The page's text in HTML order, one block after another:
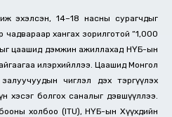
эхэлсэн, 14–18 насны сурагчдыг
хангах зорилготой “1,000
цаашид дэмжин ажиллахад НҮБ-ын
илэрхийллээ. Цаашид Монгол
чиглэл дэх тэргүүлэх
хэсэг болгох саналыг дэвшүүллээ.
холбоо (ITU), НҮБ-ын Хүүхдийн